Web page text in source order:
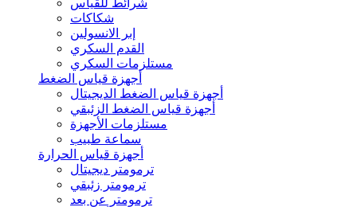
شرائط للقياس
شكاكات
إبر الانسولين
القدم السكري
مستلزمات السكري
أجهزة قياس الضغط
أجهزة قياس الضغط الديجيتال
أجهزة قياس الضغط الزئبقي
مستلزمات الأجهزة
سماعة طبيب
أجهزة قياس الحرارة
ترمومتر ديجيتال
ترمومتر زئبقي
ترمومتر عن بعد